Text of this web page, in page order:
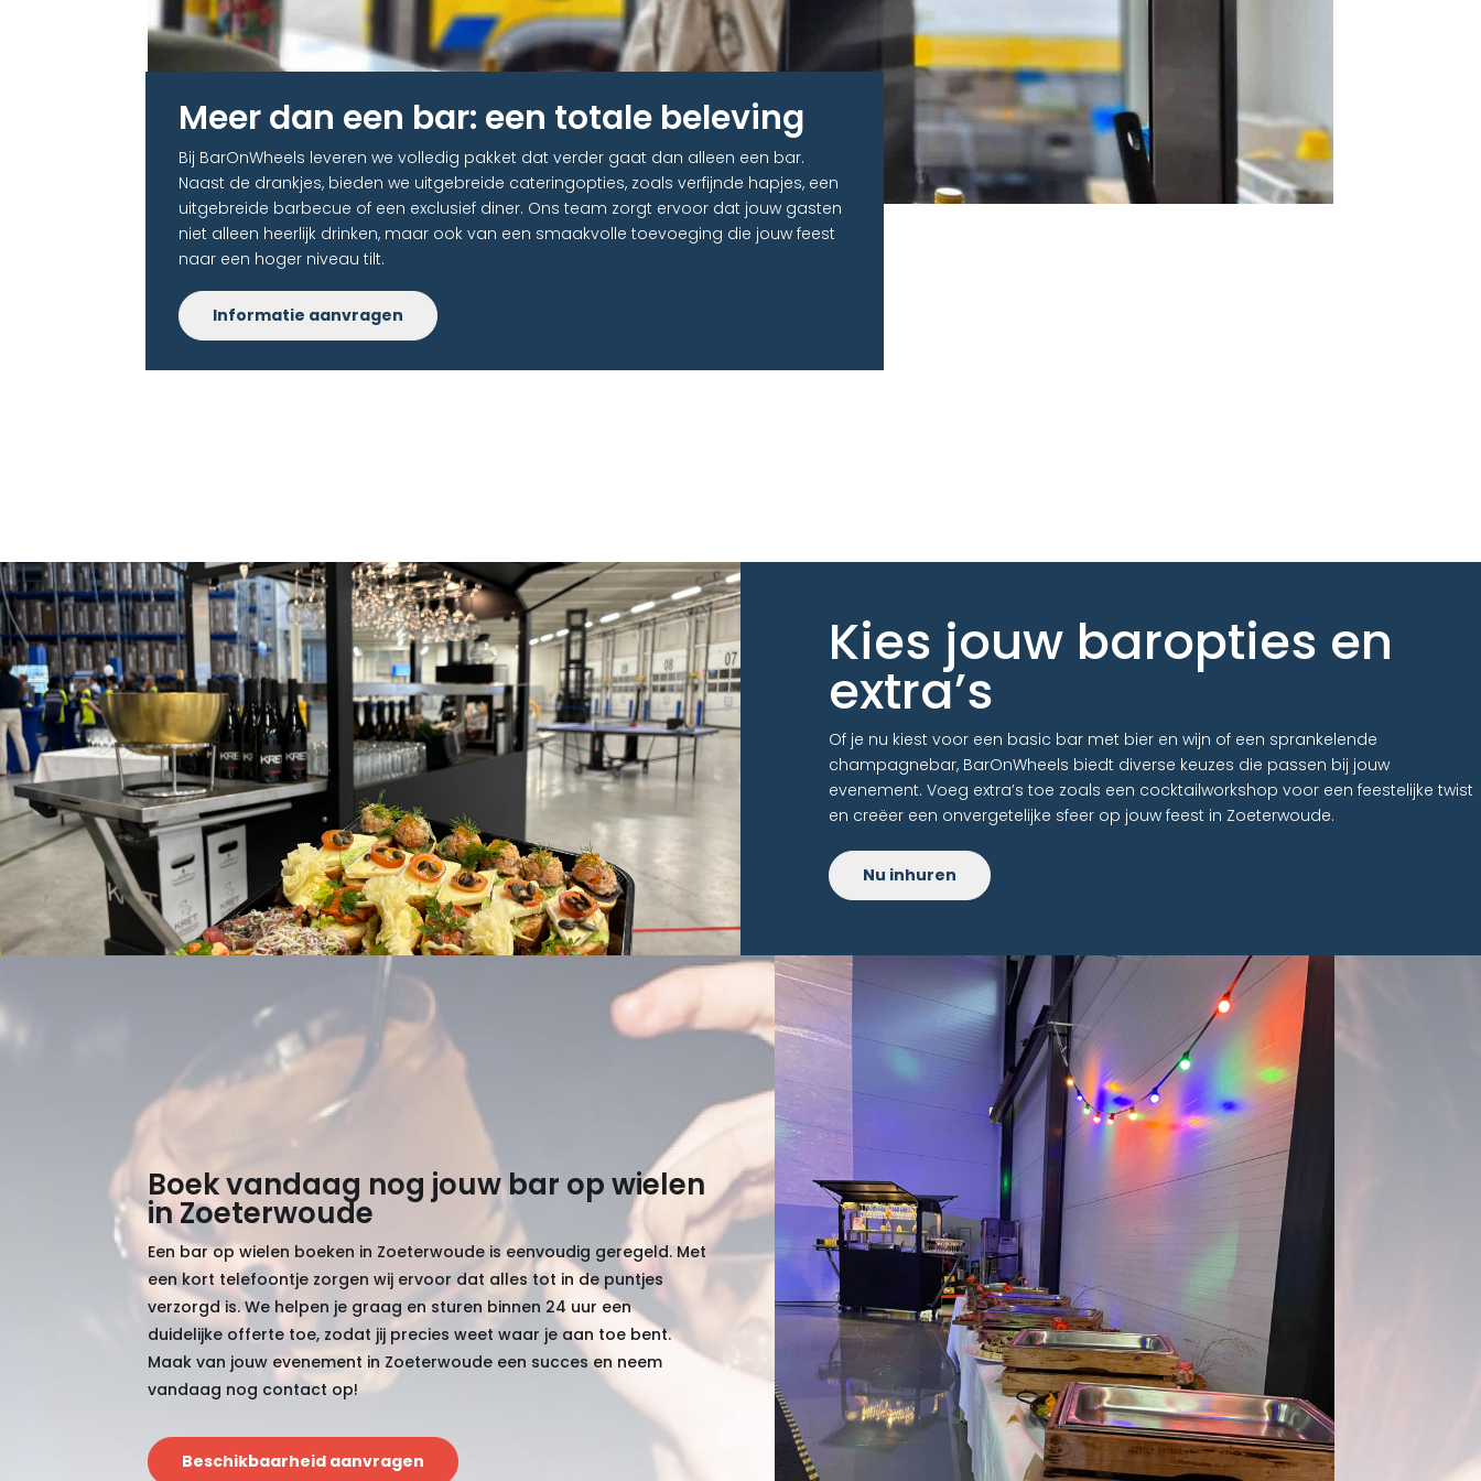
Meer dan een bar: een totale beleving
Bij BarOnWheels leveren we volledig pakket dat verder gaat dan alleen een bar.
Naast de drankjes, bieden we uitgebreide cateringopties, zoals verfijnde hapjes, een
uitgebreide barbecue of een exclusief diner. Ons team zorgt ervoor dat jouw gasten
niet alleen heerlijk drinken, maar ook van een smaakvolle toevoeging die jouw feest
naar een hoger niveau tilt.
Informatie aanvragen
Kies jouw baropties en
extra’s
Of je nu kiest voor een basic bar met bier en wijn of een sprankelende
champagnebar, BarOnWheels biedt diverse keuzes die passen bij jouw
evenement. Voeg extra’s toe zoals een cocktailworkshop voor een feestelijke twist
en creëer een onvergetelijke sfeer op jouw feest in Zoeterwoude.
Nu inhuren
Boek vandaag nog jouw bar op wielen
in Zoeterwoude
Een bar op wielen boeken in Zoeterwoude is eenvoudig geregeld. Met
een kort telefoontje zorgen wij ervoor dat alles tot in de puntjes
verzorgd is. We helpen je graag en sturen binnen 24 uur een
duidelijke offerte toe, zodat jij precies weet waar je aan toe bent.
Maak van jouw evenement in Zoeterwoude een succes en neem
vandaag nog contact op!
Beschikbaarheid aanvragen